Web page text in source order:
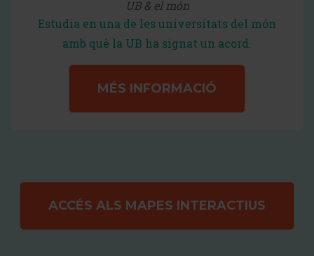
UB & el món
Estudia en una de les universitats del món
amb què la UB ha signat un acord.
MÉS INFORMACIÓ
ACCÉS ALS MAPES INTERACTIUS